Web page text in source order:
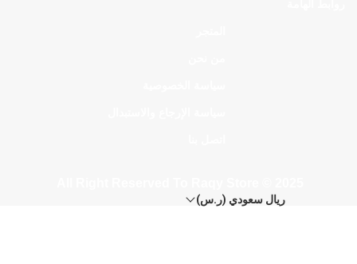
ريال سعودي (ر.س)